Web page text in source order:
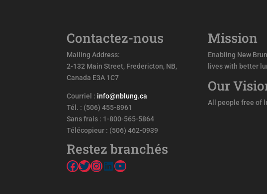
Contactez-nous
Mailing Address:
2-132 Main Street, Fredericton, NB,
Canada E3A 1C7
Courriel : info@nblung.ca
Tél. : (506) 455-8961
Sans frais : 1-800-565-5864
Télécopieur : (506) 462-0939
Restez branchés
Facebook
Twitter
Instagram
LinkedIn
YouTube
Mission
Enabling New
lives with better
Our
All people free of